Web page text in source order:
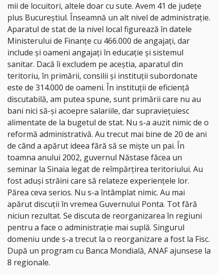
mii de locuitori, altele doar cu sute. Avem 41 de județe
plus Bucureștiul. Înseamnă un alt nivel de administrație.
Aparatul de stat de la nivel local figurează în datele
Ministerului de Finanțe cu 466.000 de angajați, dar
include și oameni angajați în educație și sistemul
sanitar. Dacă îi excludem pe aceștia, aparatul din
teritoriu, în primării, consilii și instituții subordonate
este de 314.000 de oameni. În instituții de eficiență
discutabilă, am putea spune, sunt primării care nu au
bani nici să-și acoepre salariile, dar supraviețuiesc
alimentate de la bugetul de stat. Nu s-a auzit nimic de o
reformă administrativă. Au trecut mai bine de 20 de ani
de când a apărut ideea fără să se miște un pai. În
toamna anului 2002, guvernul Năstase făcea un
seminar la Sinaia legat de reîmpărțirea teritoriului. Au
fost aduși străini care să relateze experiențele lor.
Părea ceva serios. Nu s-a întâmplat nimic. Au mai
apărut discuții în vremea Guvernului Ponta. Tot fără
niciun rezultat. Se discuta de reorganizarea în regiuni
pentru a face o administrație mai suplă. Singurul
domeniu unde s-a trecut la o reorganizare a fost la Fisc.
După un program cu Banca Mondială, ANAF ajunsese la
8 regionale.